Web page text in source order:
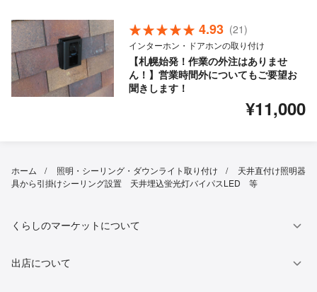
4.93 (21)
インターホン・ドアホンの取り付け
【札幌始発！作業の外注はありませ
ん！】営業時間外についてもご要望お
聞きします！
¥11,000
ホーム 照明・シーリング・ダウンライト取り付け
天井直付け照明器
具から引掛けシーリング設置 天井埋込蛍光灯バイパスLED 等
くらしのマーケットについて
出店について